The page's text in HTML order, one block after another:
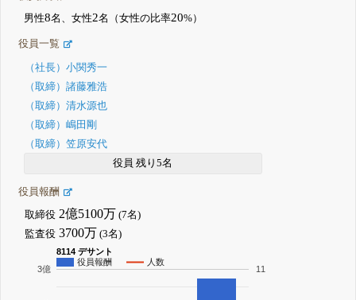
男性8名、女性2名（女性の比率20%）
役員一覧
（社長）小関秀一
（取締）諸藤雅浩
（取締）清水源也
（取締）嶋田剛
（取締）笠原安代
役員 残り5名
役員報酬
取締役 2億5100万 (7名)
監査役 3700万 (3名)
8114 デサント
役員報酬
人数
3億 11